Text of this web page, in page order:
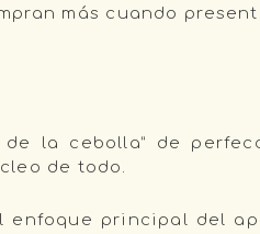
más cuando
la cebolla” de
de todo.
enfoque principal del